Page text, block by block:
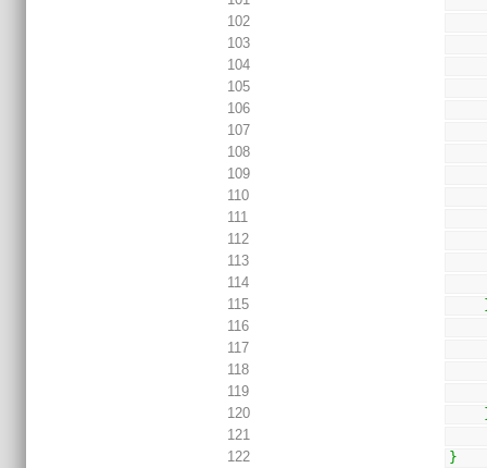
102
103
104
105
106
107
108
109
110
111
112
113
114
115
116
117
118
119
120
121
122
}